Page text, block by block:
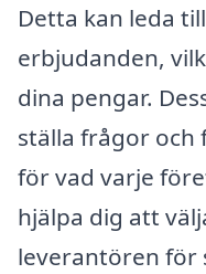
Detta kan leda
erbjudanden,
dina pengar.
ställa frågor och
för vad varje
hjälpa dig att
leverantören för